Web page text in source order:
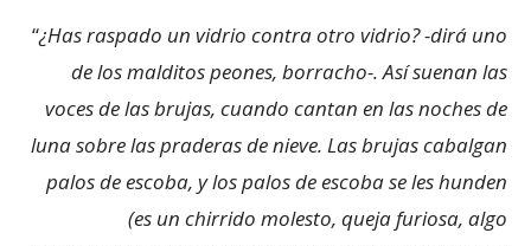
“¿Has raspado un vidrio contra otro vidrio? -dirá uno
de los malditos peones, borracho-. Así suenan las
voces de las brujas, cuando cantan en las noches de
luna sobre las praderas de nieve. Las brujas cabalgan
palos de escoba, y los palos de escoba se les hunden
(es un chirrido molesto, queja furiosa, algo